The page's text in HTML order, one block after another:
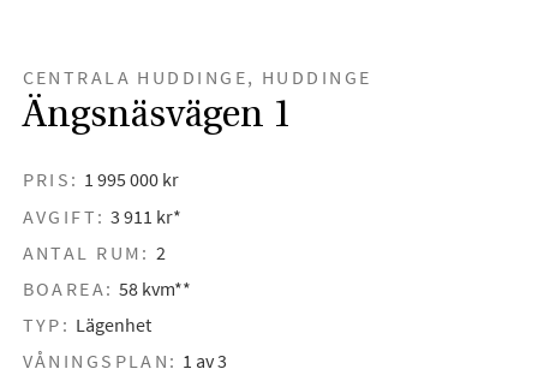
CENTRALA HUDDINGE, HUDDINGE
Ängsnäsvägen 1
PRIS: 1 995 000 kr
AVGIFT: 3 911 kr*
ANTAL RUM: 2
BOAREA: 58 kvm**
TYP: Lägenhet
VÅNINGSPLAN: 1 av 3